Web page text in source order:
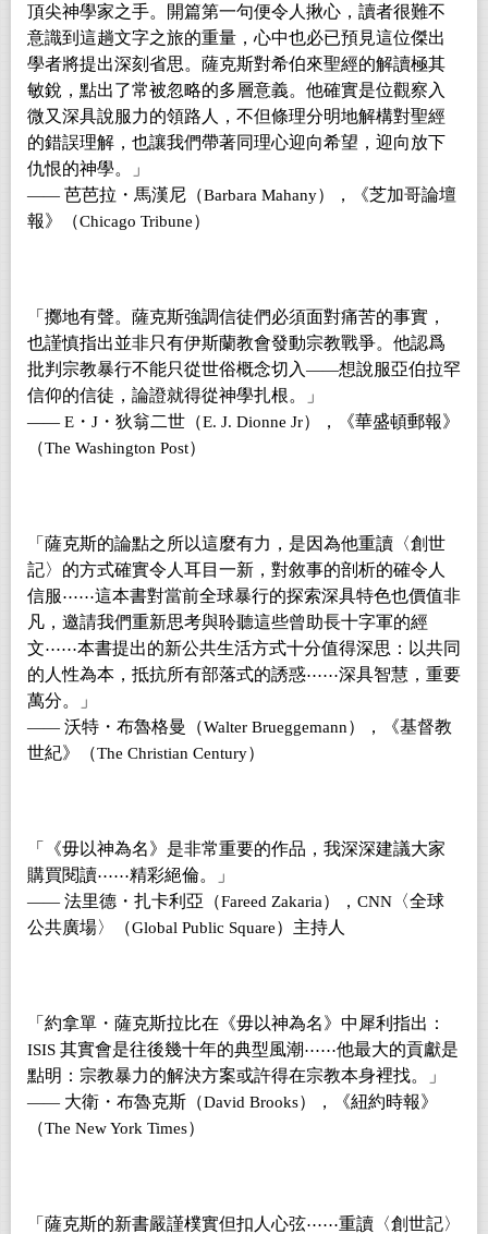
頂尖神學家之手。開篇第一句便令人揪心，讀者很難不
意識到這趟文字之旅的重量，心中也必已預見這位傑出
學者將提出深刻省思。薩克斯對希伯來聖經的解讀極其
敏銳，點出了常被忽略的多層意義。他確實是位觀察入
微又深具說服力的領路人，不但條理分明地解構對聖經
的錯誤理解，也讓我們帶著同理心迎向希望，迎向放下
仇恨的神學。」
—— 芭芭拉・馬漢尼（Barbara Mahany），《芝加哥論壇
報》（Chicago Tribune）
「擲地有聲。薩克斯強調信徒們必須面對痛苦的事實，
也謹慎指出並非只有伊斯蘭教會發動宗教戰爭。他認爲
批判宗教暴行不能只從世俗概念切入——想說服亞伯拉罕
信仰的信徒，論證就得從神學扎根。」
—— E ・ J ・狄翁二世（E. J. Dionne Jr），《華盛頓郵報》
（The Washington Post）
「薩克斯的論點之所以這麼有力，是因為他重讀〈創世
記〉的方式確實令人耳目一新，對敘事的剖析的確令人
信服⋯⋯這本書對當前全球暴行的探索深具特色也價值非
凡，邀請我們重新思考與聆聽這些曾助長十字軍的經
文⋯⋯本書提出的新公共生活方式十分值得深思：以共同
的人性為本，抵抗所有部落式的誘惑⋯⋯深具智慧，重要
萬分。」
—— 沃特・布魯格曼（Walter Brueggemann），《基督教
世紀》（The Christian Century）
「《毋以神為名》是非常重要的作品，我深深建議大家
購買閱讀⋯⋯精彩絕倫。」
—— 法里德・扎卡利亞（Fareed Zakaria）， CNN 〈全球
公共廣場〉（Global Public Square）主持人
「約拿單・薩克斯拉比在《毋以神為名》中犀利指出：
ISIS 其實會是往後幾十年的典型風潮⋯⋯他最大的貢獻是
點明：宗教暴力的解決方案或許得在宗教本身裡找。」
—— 大衛・布魯克斯（David Brooks），《紐約時報》
（The New York Times）
「薩克斯的新書嚴謹樸實但扣人心弦⋯⋯重讀〈創世記〉